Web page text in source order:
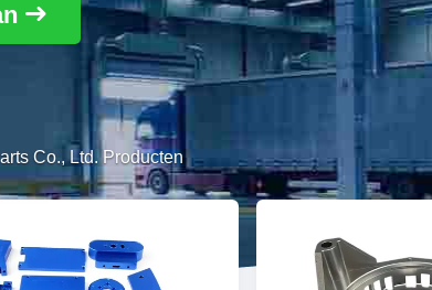
Co., Ltd. Producten